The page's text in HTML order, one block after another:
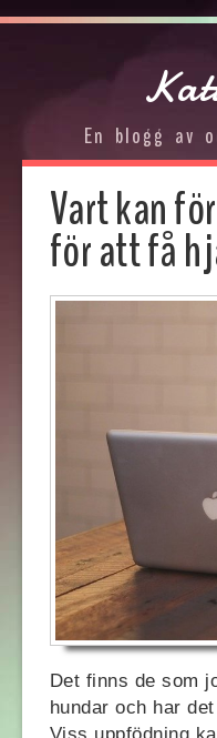
En blogg av
Vart kan
för att få
Det finns de som
hundar och har